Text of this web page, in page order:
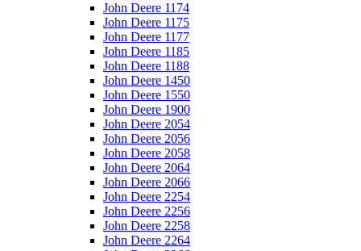
John Deere 1174
John Deere 1175
John Deere 1177
John Deere 1185
John Deere 1188
John Deere 1450
John Deere 1550
John Deere 1900
John Deere 2054
John Deere 2056
John Deere 2058
John Deere 2064
John Deere 2066
John Deere 2254
John Deere 2256
John Deere 2258
John Deere 2264